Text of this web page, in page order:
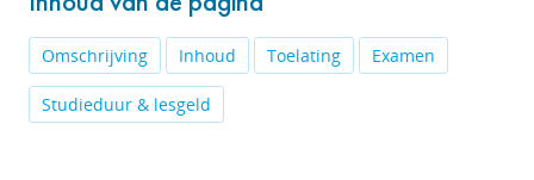
Omschrijving Inhoud Toelating Examen
Studieduur & lesgeld